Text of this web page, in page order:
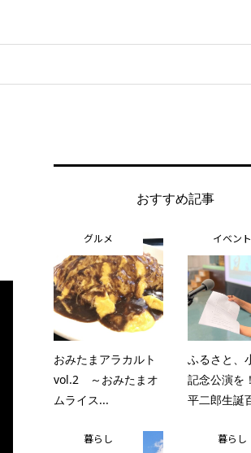
おすすめ記事
グルメ
おみたまアラカルト
vol.2 ～おみたまオ
ムライス...
イベント
ふるさと、
記念公演
平二郎生誕
暮らし 暮らし